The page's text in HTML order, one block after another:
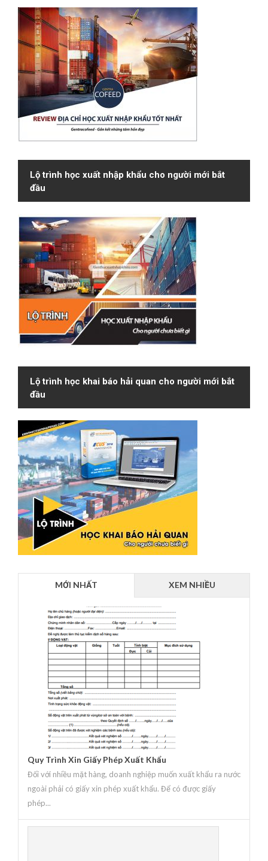
Lộ trình học xuất nhập khẩu cho người mới bắt
đầu
Lộ trình học khai báo hải quan cho người mới bắt
đầu
MỚI NHẤT XEM NHIỀU
Quy Trình Xin Giấy Phép Xuất Khẩu
Đối với nhiều mặt hàng, doanh nghiệp muốn xuất khẩu ra nước
ngoài phải có giấy xin phép xuất khẩu. Để có được giấy
phép...